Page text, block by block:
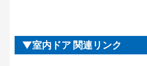
室内ドア 関連リンク